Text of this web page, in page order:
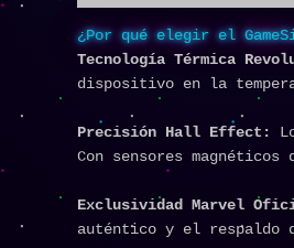
¿Por qué elegir el
Tecnología Térmica
dispositivo en la
Precisión Hall Effect:
Con sensores
Exclusividad Marvel
auténtico y el respaldo